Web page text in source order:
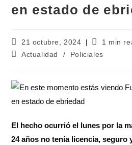
en estado de
21 octubre, 2024
1 min
Actualidad
/ Policiales
El hecho ocurrió el lunes por la
24 años no tenía licencia, seguro